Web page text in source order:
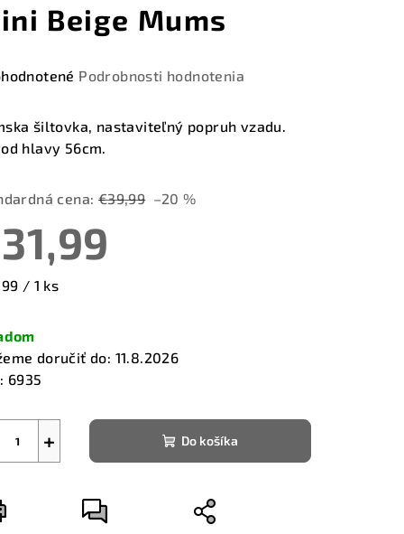
Beige Mums
Podrobnosti hodnotenia
šiltovka, nastaviteľný popruh vzadu.
hlavy 56cm.
cena: €39,99 –20 %
/ 1 ks
doručiť do: 11.8.2026
6935
+ Do košíka